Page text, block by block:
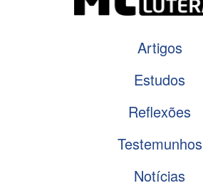
Artigos
Estudos
Reflexões
Testemunhos
Notícias